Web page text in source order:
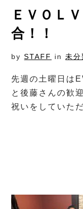
ＥＶＯＬ
合！！
bySTAFF in未分
先週の土曜日は
と後藤さんの歓
祝いをしていた